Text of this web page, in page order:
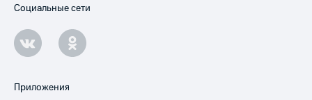
Социальные сети
Приложения